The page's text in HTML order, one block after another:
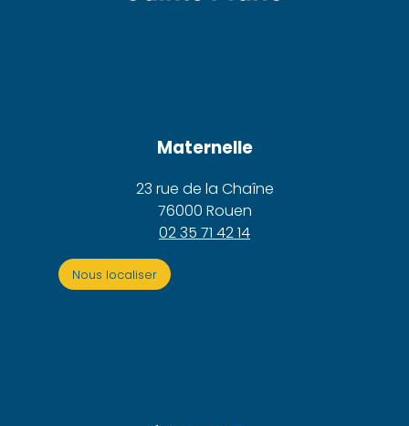
Maternelle
23 rue de la Chaîne
76000 Rouen
02 35 71 42 14
Nous localiser